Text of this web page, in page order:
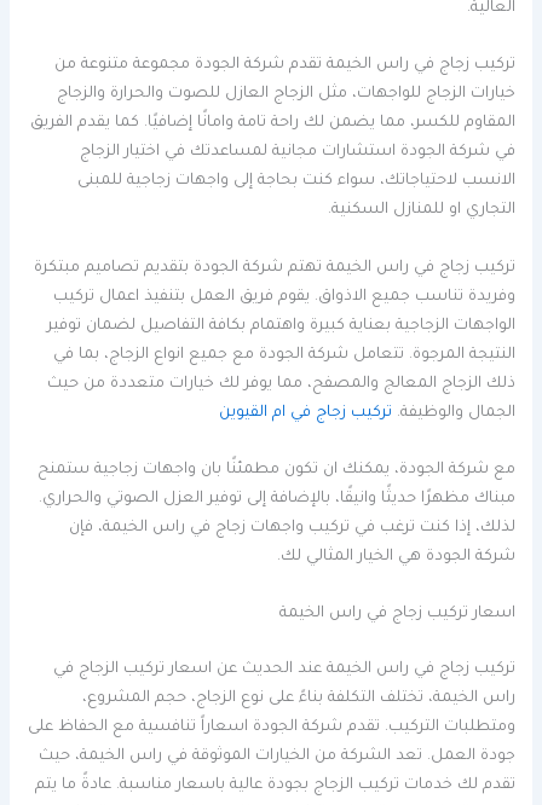
العالية.
تركيب زجاج في راس الخيمة تقدم شركة الجودة مجموعة متنوعة من
خيارات الزجاج للواجهات، مثل الزجاج العازل للصوت والحرارة والزجاج
المقاوم للكسر، مما يضمن لك راحة تامة وامانًا إضافيًا. كما يقدم الفريق
في شركة الجودة استشارات مجانية لمساعدتك في اختيار الزجاج
الانسب لاحتياجاتك، سواء كنت بحاجة إلى واجهات زجاجية للمبنى
التجاري او للمنازل السكنية.
تركيب زجاج في راس الخيمة تهتم شركة الجودة بتقديم تصاميم مبتكرة
وفريدة تناسب جميع الاذواق. يقوم فريق العمل بتنفيذ اعمال تركيب
الواجهات الزجاجية بعناية كبيرة واهتمام بكافة التفاصيل لضمان توفير
النتيجة المرجوة. تتعامل شركة الجودة مع جميع انواع الزجاج، بما في
ذلك الزجاج المعالج والمصفح، مما يوفر لك خيارات متعددة من حيث
الجمال والوظيفة. تركيب زجاج في ام القيوين
مع شركة الجودة، يمكنك ان تكون مطمئنًا بان واجهات زجاجية ستمنح
مبناك مظهرًا حديثًا وانيقًا، بالإضافة إلى توفير العزل الصوتي والحراري.
لذلك، إذا كنت ترغب في تركيب واجهات زجاج في راس الخيمة، فإن
شركة الجودة هي الخيار المثالي لك.
اسعار تركيب زجاج في راس الخيمة
تركيب زجاج في راس الخيمة عند الحديث عن اسعار تركيب الزجاج في
راس الخيمة، تختلف التكلفة بناءً على نوع الزجاج، حجم المشروع،
ومتطلبات التركيب. تقدم شركة الجودة اسعاراً تنافسية مع الحفاظ على
جودة العمل. تعد الشركة من الخيارات الموثوقة في راس الخيمة، حيث
تقدم لك خدمات تركيب الزجاج بجودة عالية باسعار مناسبة. عادةً ما يتم